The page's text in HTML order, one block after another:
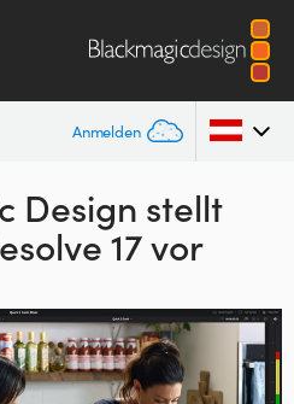
Anmelden
Design stellt
17 vor